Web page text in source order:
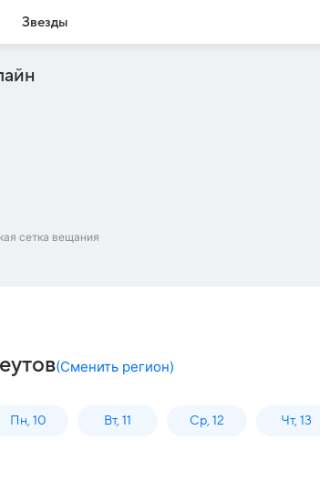
Звезды
сетка вещания
(Сменить регион)
Пн, 10 Вт, 11 Ср, 12 Чт, 13